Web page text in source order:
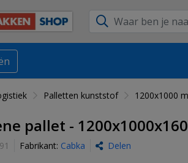
Palletten kunststof 1200x1000
pallet -
Fabrikant: Cabka Delen